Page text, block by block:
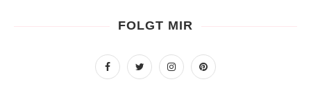
FOLGT MIR